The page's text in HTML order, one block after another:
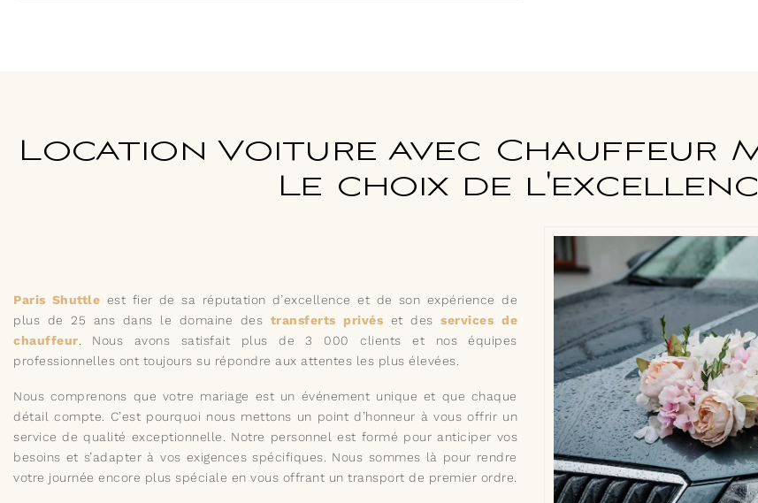
Location Voiture avec Chauffeur
Le choix de
Paris Shuttle est fier de sa réputation d’excellence et de son expérience de
plus de 25 ans dans le domaine des transferts privés et desservices de
chauffeur. Nous avons satisfait plus de 3 000 clients et nos équipes
professionnelles ont toujours su répondre aux attentes les plus élevées.
Nous comprenons que votre mariage est un événement unique et que chaque
détail compte. C’est pourquoi nous mettons un point d’honneur à vous offrir un
service de qualité exceptionnelle. Notre personnel est formé pour anticiper vos
besoins et s’adapter à vos exigences spécifiques. Nous sommes là pour rendre
votre journée encore plus spéciale en vous offrant un transport de premier ordre.